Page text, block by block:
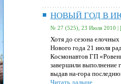
НОВЫЙ ГОД В
№ 27 (525), 23 Июля 2010 |
Хотя до сезона елочных
Нового года 21 июля
Космонавтов ГП
завершили выполнение
выдав на-гора
Читать дальше...